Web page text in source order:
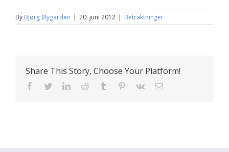
By Bjørg Øygarden | 20. juni 2012 | Betraktninger
Share This Story, Choose Your Platform!
Facebook
TwitterLinkedInReddit Tumblr Pinterest
Vk
E-